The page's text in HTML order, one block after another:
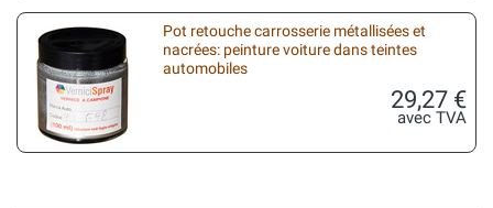
Pot retouche carrosserie métallisées et
nacrées: peinture voiture dans teintes
automobiles
29,27 €
avec TVA